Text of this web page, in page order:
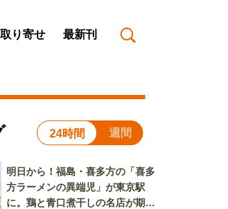
り寄せ 最新刊
24時間 週間
明日から！福島・喜多方の「喜多
方ラーメンの異端児」が東京駅
に。鶏と青口煮干しの名店が期間